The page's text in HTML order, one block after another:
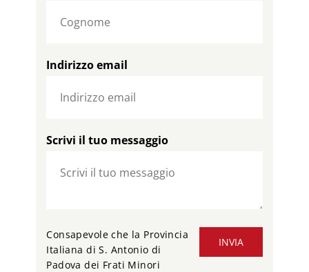
Indirizzo email
Scrivi il tuo messaggio
INVIA
Consapevole che la Provincia
Italiana di S. Antonio di
Padova dei Frati Minori